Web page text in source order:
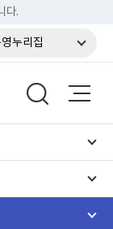
다.
누리집